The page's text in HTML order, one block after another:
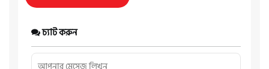
চ্যাট করুন